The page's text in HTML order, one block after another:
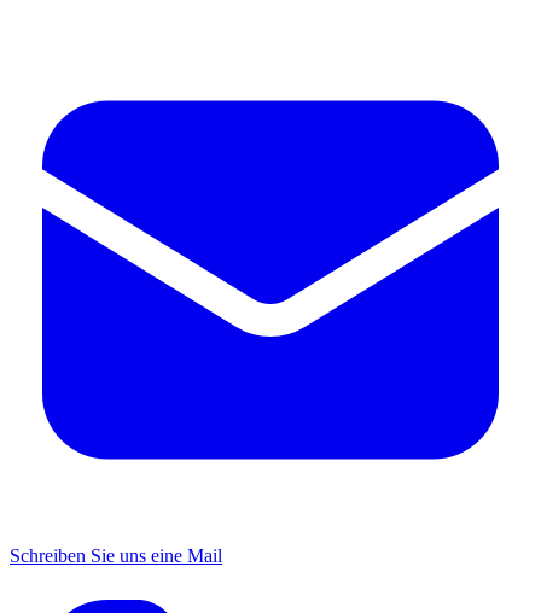
Schreiben Sie uns eine Mail